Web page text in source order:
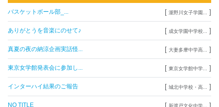
バスケットボール部_... [ 瀧野川女子学園... ]
ありがとうを音楽にのせて♪ [ 成女学園中学校... ]
真夏の夜の納涼企画実話怪... [ 大妻多摩中学高... ]
東京女学館発表会に参加し... [ 東京女学館中学... ]
インターハイ結果のご報告 [ 城北中学校・高... ]
NO TITLE [ 新渡戸文化中学... ]